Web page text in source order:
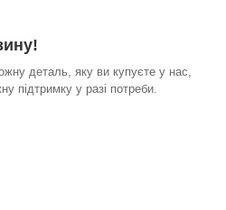
деталь, яку ви купуєте у нас,
підтримку у разі потреби.